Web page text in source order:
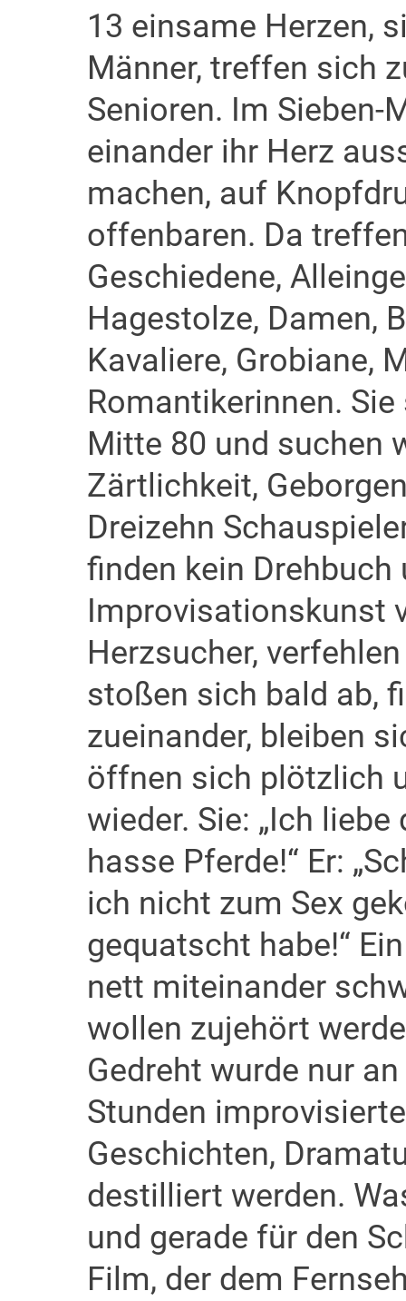
13 einsame Herzen,
Männer, treffen sich
Senioren. Im Sieben-
einander ihr Herz
machen, auf
offenbaren. Da
Geschiedene,
Hagestolze, Damen,
Kavaliere, Grobiane,
Romantikerinnen.
Mitte 80 und suchen
Zärtlichkeit,
Dreizehn
finden kein
Improvisationskunst
Herzsucher,
stoßen sich bald ab,
zueinander, bleiben
öffnen sich plötzlich
wieder. Sie: „Ich liebe
hasse Pferde!“ Er:
ich nicht zum Sex
gequatscht habe!“
nett miteinander
wollen zujehört
Gedreht wurde nur
Stunden
Geschichten,
destilliert werden.
und gerade für den
Film, der dem